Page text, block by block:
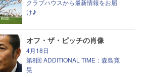
クラブハウスから最新情報をお届
け♪
オフ・ザ・ピッチの肖像
4月18日
第8回 ADDITIONAL TIME：森島寛
晃